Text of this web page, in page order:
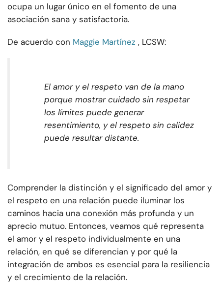
ocupa un lugar único en el fomento de una
asociación sana y satisfactoria.
De acuerdo con Maggie Martínez , LCSW:
El amor y el respeto van de la mano
porque mostrar cuidado sin respetar
los límites puede generar
resentimiento, y el respeto sin calidez
puede resultar distante.
Comprender la distinción y el significado del amor y
el respeto en una relación puede iluminar los
caminos hacia una conexión más profunda y un
aprecio mutuo. Entonces, veamos qué representa
el amor y el respeto individualmente en una
relación, en qué se diferencian y por qué la
integración de ambos es esencial para la resiliencia
y el crecimiento de la relación.